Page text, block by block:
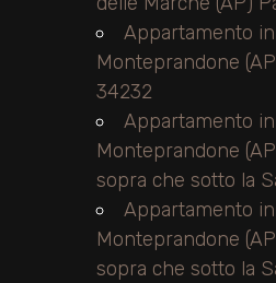
Appartamento
Monteprandone
34232
Appartamento
Monteprandone
sopra che sotto la
Appartamento
Monteprandone
sopra che sotto la